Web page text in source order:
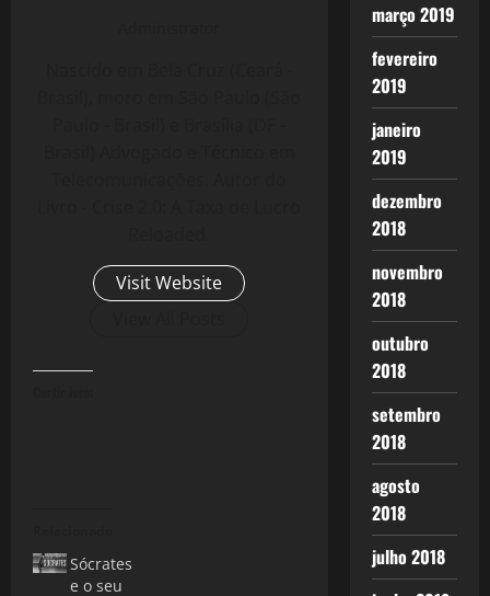
Visit Website
Sócrates
e o seu
março 2019
fevereiro
2019
janeiro
2019
dezembro
2018
novembro
2018
outubro
2018
setembro
2018
agosto
2018
julho 2018